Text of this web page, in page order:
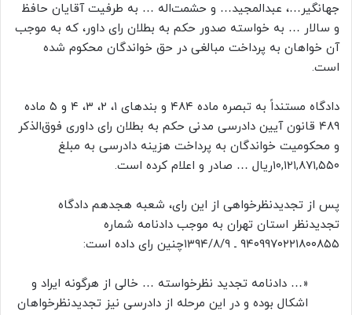
جهانگیر…، عبدالمجید… و حشمت‌اله … به طرفیت آقایان حافظ
و سالار … به خواسته صدور حکم به بطلان رای داور، که به موجب
آن خواهان به پرداخت مبالغی در حق خواندگان محکوم شده
است.
دادگاه مستنداً به تبصره ماده ۴۸۴ و بندهای ۱، ۲، ۳، ۴ و ۵ ماده
۴۸۹ قانون آیین دادرسی مدنی حکم به بطلان رای داوری فوق‌الذکر
و محکومیت خواندگان به پرداخت هزینه دادرسی به مبلغ
۱۰,۱۲۱,۸۷۱,۵۵۰ریال … صادر و اعلام کرده است.
پس از تجدیدنظرخواهی از این رای، شعبه هجدهم دادگاه
تجدیدنظر استان تهران به موجب دادنامه شماره
۹۴۰۹۹۷۰۲۲۱۸۰۰۸۵۵ ـ ۱۳۹۴/۸/۹چنین رای داده است:
«… دادنامه تجدید نظرخواسته … خالی از هرگونه ایراد و
اشکال بوده و در این مرحله از دادرسی نیز تجدیدنظرخواهان